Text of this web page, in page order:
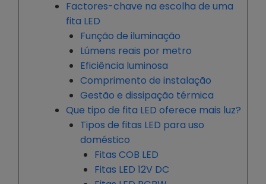
Factores-chave na escolha de uma
fita LED
Função de iluminação
Lúmens reais por metro
Eficiência luminosa
Comprimento de instalação
Gestão e dissipação térmica
Que tipo de fita LED oferece mais luz?
Tipos de fitas LED para uso
doméstico
Fitas COB LED
Fitas LED 12V DC